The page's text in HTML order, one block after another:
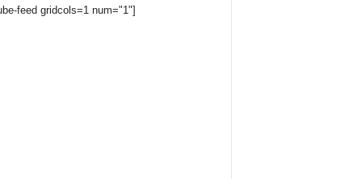
feed gridcols=1 num="1"]